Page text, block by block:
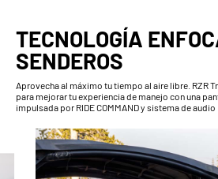
TECNOLOGÍA
SENDEROS
Aprovecha al máximo tu tiempo al aire libre. RZR
para mejorar tu experiencia de manejo con una
impulsada por RIDE COMMAND y sistema de